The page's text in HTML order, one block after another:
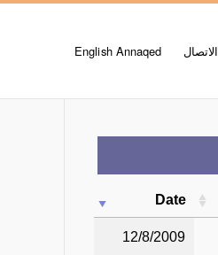
الاتصال English Annaqed
Date
12/8/2009